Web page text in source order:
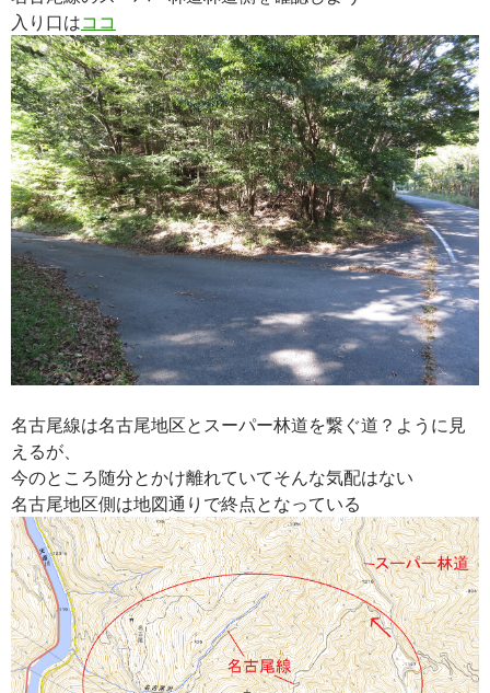
入り口はココ
名古尾線は名古尾地区とスーパー林道を繋ぐ道？ように見
えるが、
今のところ随分とかけ離れていてそんな気配はない
名古尾地区側は地図通りで終点となっている